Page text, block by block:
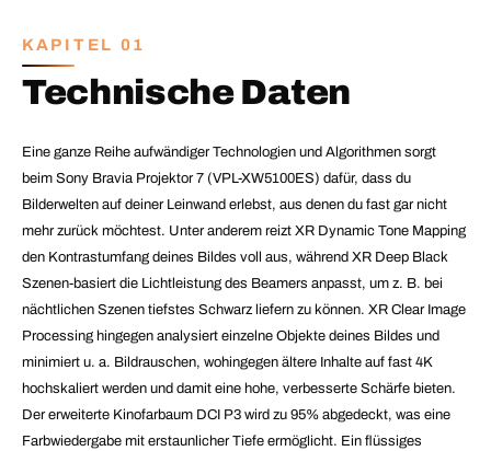
KAPITEL 01
Technische Daten
Eine ganze Reihe aufwändiger Technologien und Algorithmen sorgt
beim Sony Bravia Projektor 7 (VPL-XW5100ES) dafür, dass du
Bilderwelten auf deiner Leinwand erlebst, aus denen du fast gar nicht
mehr zurück möchtest. Unter anderem reizt XR Dynamic Tone Mapping
den Kontrastumfang deines Bildes voll aus, während XR Deep Black
Szenen-basiert die Lichtleistung des Beamers anpasst, um z. B. bei
nächtlichen Szenen tiefstes Schwarz liefern zu können. XR Clear Image
Processing hingegen analysiert einzelne Objekte deines Bildes und
minimiert u. a. Bildrauschen, wohingegen ältere Inhalte auf fast 4K
hochskaliert werden und damit eine hohe, verbesserte Schärfe bieten.
Der erweiterte Kinofarbaum DCI P3 wird zu 95% abgedeckt, was eine
Farbwiedergabe mit erstaunlicher Tiefe ermöglicht. Ein flüssiges